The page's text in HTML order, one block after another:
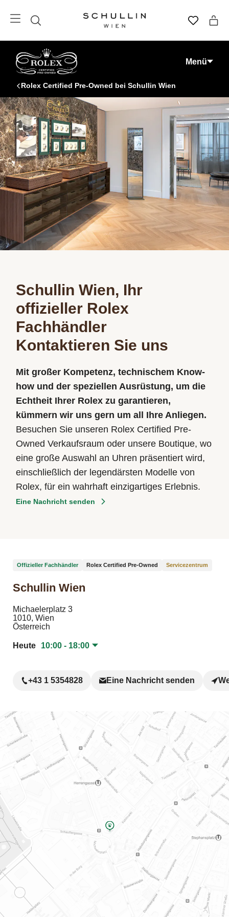
Menü
Rolex Certified Pre-Owned bei Schullin Wien
Schullin Wien, Ihr
offizieller Rolex
Fachhändler
Kontaktieren Sie uns
Mit großer Kompetenz, technischem Know-
how und der speziellen Ausrüstung, um die
Echtheit Ihrer Rolex zu garantieren,
kümmern wir uns gern um all Ihre Anliegen.
Besuchen Sie unseren Rolex Certified Pre-
Owned Verkaufsraum oder unsere Boutique, wo
eine große Auswahl an Uhren präsentiert wird,
einschließlich der legendärsten Modelle von
Rolex, für ein wahrhaft einzigartiges Erlebnis.
Eine Nachricht senden
Offizieller Fachhändler Rolex Certified Pre‑Owned Servicezentrum
Schullin Wien
Michaelerplatz 3
1010, Wien
Österreich
Heute 10:00 - 18:00
+43 1 5354828 Eine Nachricht senden